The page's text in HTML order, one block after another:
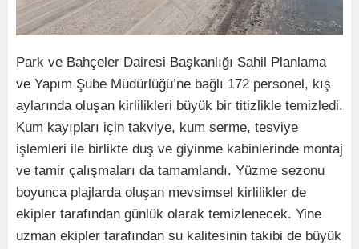
Park ve Bahçeler Dairesi Başkanlığı Sahil Planlama
ve Yapım Şube Müdürlüğü’ne bağlı 172 personel, kış
aylarında oluşan kirlilikleri büyük bir titizlikle temizledi.
Kum kayıpları için takviye, kum serme, tesviye
işlemleri ile birlikte duş ve giyinme kabinlerinde montaj
ve tamir çalışmaları da tamamlandı. Yüzme sezonu
boyunca plajlarda oluşan mevsimsel kirlilikler de
ekipler tarafından günlük olarak temizlenecek. Yine
uzman ekipler tarafından su kalitesinin takibi de büyük